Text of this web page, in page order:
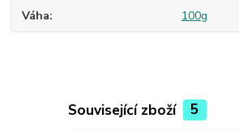
Váha 100g
Související zboží 5